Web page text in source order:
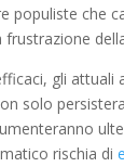
populiste che
gli attuali
solo
rischia di